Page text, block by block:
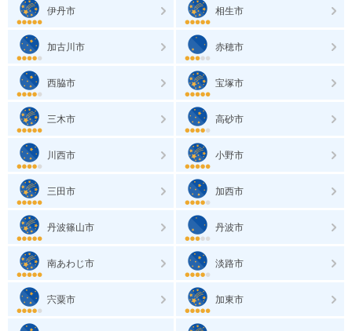
伊丹市 相生市
加古川市 赤穂市
西脇市 宝塚市
三木市 高砂市
川西市 小野市
三田市 加西市
丹波篠山市 丹波市
南あわじ市 淡路市
宍粟市 加東市